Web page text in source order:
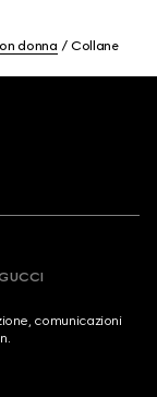
donna Collane
comunicazioni